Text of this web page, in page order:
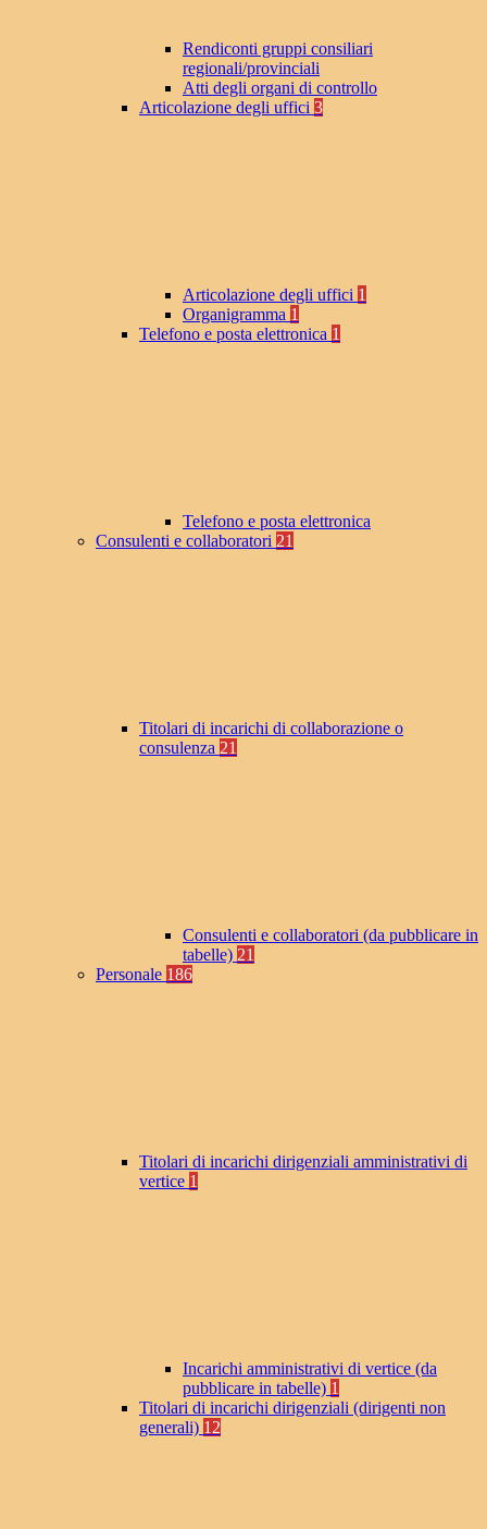
Rendiconti gruppi consiliari
regionali/provinciali
Atti degli organi di controllo
Articolazione degli uffici 3
Articolazione degli uffici 1
Organigramma 1
Telefono e posta elettronica 1
Telefono e posta elettronica
Consulenti e collaboratori 21
Titolari di incarichi di collaborazione o
consulenza 21
Consulenti e collaboratori (da pubblicare in
tabelle) 21
Personale 186
Titolari di incarichi dirigenziali amministrativi di
vertice 1
Incarichi amministrativi di vertice (da
pubblicare in tabelle) 1
Titolari di incarichi dirigenziali (dirigenti non
generali) 12